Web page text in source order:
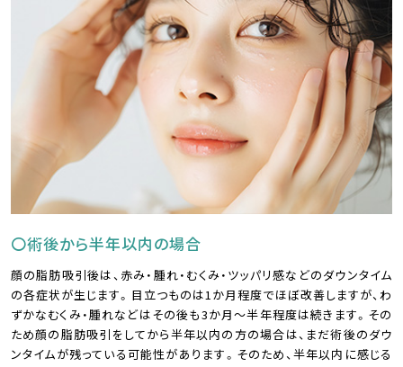
〇術後から半年以内の場合
顔の脂肪吸引後は、赤み・腫れ・むくみ・ツッパリ感などのダウンタイム
の各症状が生じます。目立つものは1か月程度でほぼ改善しますが、わ
ずかなむくみ・腫れなどはその後も3か月～半年程度は続きます。その
ため顔の脂肪吸引をしてから半年以内の方の場合は、まだ術後のダウ
ンタイムが残っている可能性があります。そのため、半年以内に感じる